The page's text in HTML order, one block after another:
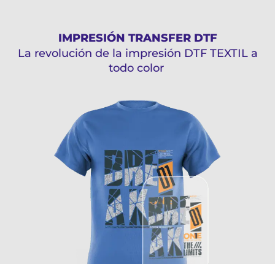
IMPRESIÓN TRANSFER DTF
La revolución de la impresión DTF TEXTIL a
todo color